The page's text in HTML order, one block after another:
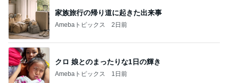
家族旅行の帰り道に起きた出来事
Amebaトピックス 2日前
クロ 娘とのまったりな1日の輝き
Amebaトピックス 1日前